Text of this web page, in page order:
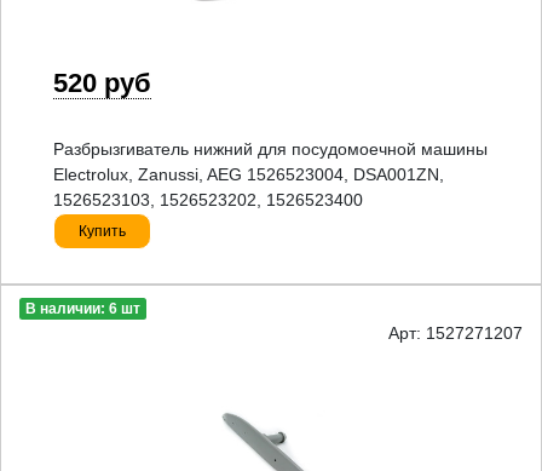
520 руб
Разбрызгиватель нижний для посудомоечной машины
Electrolux, Zanussi, AEG 1526523004, DSA001ZN,
1526523103, 1526523202, 1526523400
Купить
В наличии: 6 шт
Арт: 1527271207